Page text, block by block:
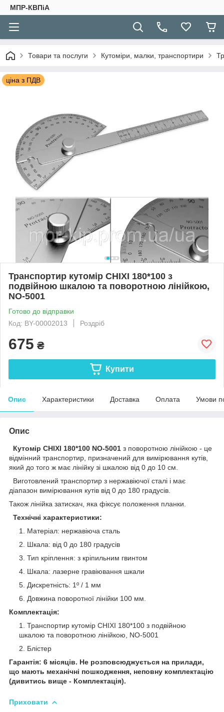
МПР-КВПіА
Товари та послуги Кутоміри, малки, транспортири
ціна з ПДВ
Транспортир кутомір CHIXI 180*100 з
подвійною шкалою та поворотною лінійкою,
NO-5001
Готово до відправки
Код: BY-00002013
Роздріб
675 ₴
Купити
Опис Характеристики Доставка Оплата Умови
Опис
Кутомір CHIXI 180*100 NO-5001 з поворотною лінійкою - це
відмінний транспортир, призначений для вимірювання кутів,
який до того ж має лінійку зі шкалою від 0 до 10 см.
Виготовлений транспортир з нержавіючої сталі і має
діапазон вимірювання кутів від 0 до 180 градусів.
Також лінійка затискач, яка фіксує положення планки.
​​​ ​​​ ​​​Технічні характеристики:
Матеріал: нержавіюча сталь
Шкала: від 0 до 180 градусів
Тип кріплення: з кріпильним гвинтом
Шкала: лазерне гравіювання шкали
Дискретність: 1º / 1 мм
Довжина поворотної лінійки 100 мм.
Комплектація:
Транспортир кутомір CHIXI 180*100 з подвійною
шкалою та поворотною лінійкою, NO-5001
Блістер
Гарантія: 6 місяців. Не розповсюджується на прилади,
що мають механічні пошкодження, неповну комплектацію
(дивитись вище - Комплектація).
Приховати